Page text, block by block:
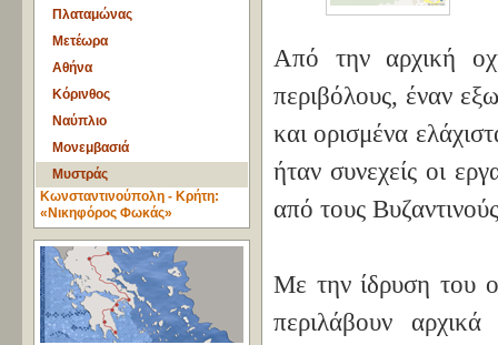
Πλαταμώνας
Μετέωρα
Αθήνα
Κόρινθος
Ναύπλιο
Μονεμβασιά
Μυστράς
Κωνσταντινούπολη - Κρήτη:
«Νικηφόρος Φωκάς»
Από την αρχική
περιβόλους, έναν
και ορισμένα
ήταν συνεχείς οι
από τους
Με την ίδρυση του
περιλάβουν